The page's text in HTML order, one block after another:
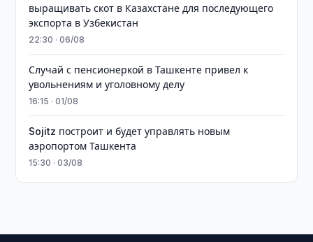
выращивать скот в Казахстане для последующего
экспорта в Узбекистан
22:30 · 06/08
Случай с пенсионеркой в Ташкенте привел к
увольнениям и уголовному делу
16:15 · 01/08
Sojitz построит и будет управлять новым
аэропортом Ташкента
15:30 · 03/08